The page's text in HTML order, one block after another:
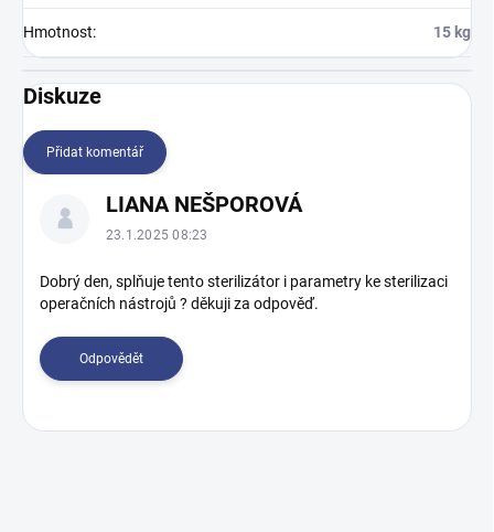
Hmotnost: 15 kg
Diskuze
Přidat komentář
z
LIANA NEŠPOROVÁ
23.1.2025 08:23
Dobrý den, splňuje tento sterilizátor i parametry ke sterilizaci
operačních nástrojů ? děkuji za odpověď.
Odpovědět